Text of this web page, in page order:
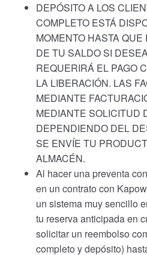
DEPÓSITO A LOS
COMPLETO ESTÁ
MOMENTO HASTA
DE TU SALDO SI
REQUERIRÁ EL PAGO
LA LIBERACIÓN. LAS
MEDIANTE
MEDIANTE SOLICITUD
DEPENDIENDO DEL
SE ENVÍE TU
ALMACÉN.
Al hacer una preventa
en un contrato con
un sistema muy sencillo
tu reserva anticipada en
solicitar un reembolso
completo y depósito)